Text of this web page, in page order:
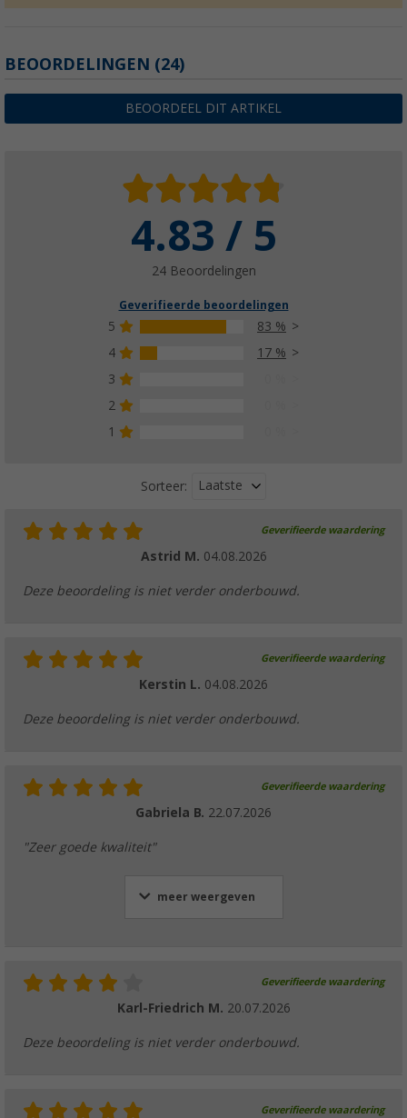
BEOORDELINGEN (24)
BEOORDEEL DIT ARTIKEL
4.83 / 5
24 Beoordelingen
Geverifieerde beoordelingen
5
83 %
4
17 %
3
2
1
Sorteer: Laatste
Geverifieerde waardering
Astrid M. 04.08.2026
Deze beoordeling is niet verder onderbouwd.
Geverifieerde waardering
Kerstin L. 04.08.2026
Deze beoordeling is niet verder onderbouwd.
Geverifieerde waardering
Gabriela B. 22.07.2026
"Zeer goede kwaliteit"
meer weergeven
Geverifieerde waardering
Karl-Friedrich M. 20.07.2026
Deze beoordeling is niet verder onderbouwd.
Geverifieerde waardering